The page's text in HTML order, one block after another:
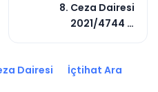
8. Ceza Dairesi
2021/4744 E.
Dairesi İçtihat Ara